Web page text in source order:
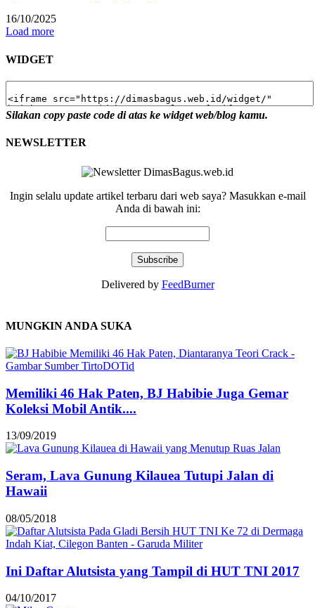
16/10/2025
Load more
WIDGET
Silakan copy paste code di atas ke widget web/blog kamu.
NEWSLETTER
Ingin selalu update artikel terbaru dari web saya? Masukkan e-mail
Anda di bawah ini:
Delivered by FeedBurner
MUNGKIN ANDA SUKA
Memiliki 46 Hak Paten, BJ Habibie Juga Gemar
Koleksi Mobil Antik....
13/09/2019
Seram, Lava Gunung Kilauea Tutupi Jalan di
Hawaii
08/05/2018
Ini Daftar Alutsista yang Tampil di HUT TNI 2017
04/10/2017